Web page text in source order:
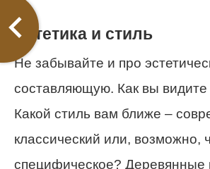
Эстетика и стиль
Не забывайте и про
составляющую. Как вы
Какой стиль вам ближе –
классический или, возможно,
специфическое? Деревянные